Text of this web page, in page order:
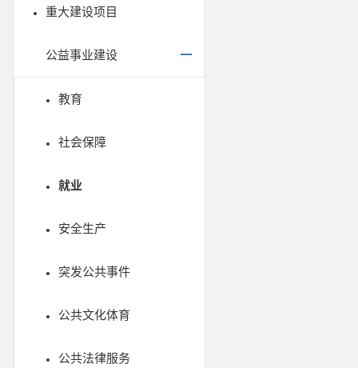
重大建设项目
公益事业建设
教育
社会保障
就业
安全生产
突发公共事件
公共文化体育
公共法律服务